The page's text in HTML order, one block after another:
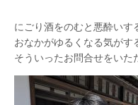
にごり酒をのむと悪酔いす
おなかがゆるくなる気がす
そういったお問合せをいた